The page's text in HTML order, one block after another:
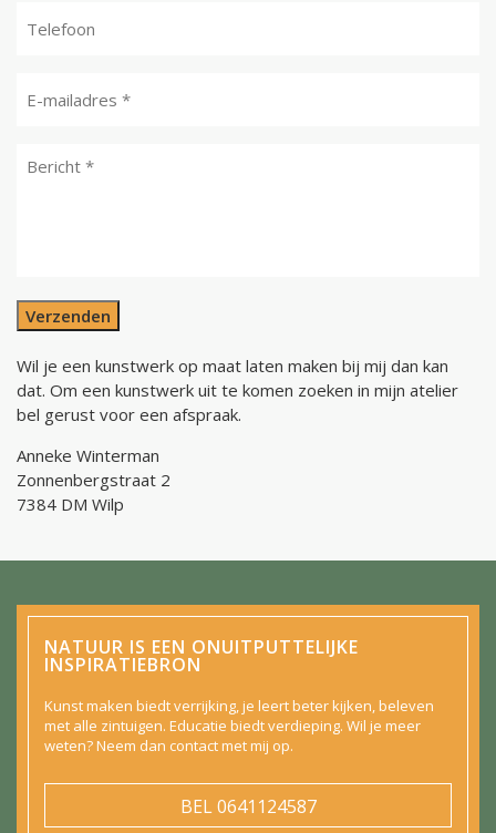
Verzenden
Wil je een kunstwerk op maat laten maken bij mij dan kan
dat. Om een kunstwerk uit te komen zoeken in mijn atelier
bel gerust voor een afspraak.
Anneke Winterman
Zonnenbergstraat 2
7384 DM Wilp
NATUUR IS EEN ONUITPUTTELIJKE
INSPIRATIEBRON
Kunst maken biedt verrijking, je leert beter kijken, beleven
met alle zintuigen. Educatie biedt verdieping. Wil je meer
weten? Neem dan contact met mij op.
BEL0641124587